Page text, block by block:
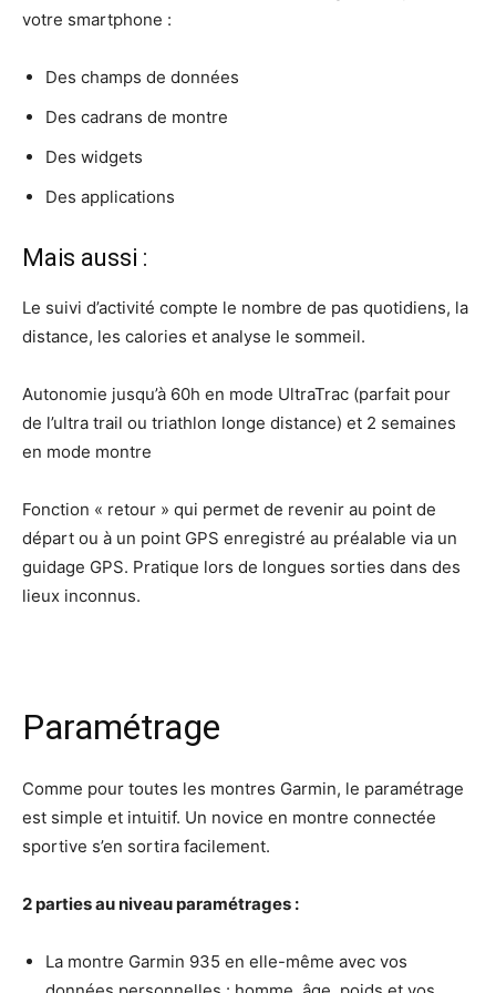
votre smartphone :
Des champs de données
Des cadrans de montre
Des widgets
Des applications
Mais aussi :
Le suivi d’activité compte le nombre de pas quotidiens, la
distance, les calories et analyse le sommeil.
Autonomie jusqu’à 60h en mode UltraTrac (parfait pour
de l’ultra trail ou triathlon longe distance) et 2 semaines
en mode montre
Fonction « retour » qui permet de revenir au point de
départ ou à un point GPS enregistré au préalable via un
guidage GPS. Pratique lors de longues sorties dans des
lieux inconnus.
Paramétrage
Comme pour toutes les montres Garmin, le paramétrage
est simple et intuitif. Un novice en montre connectée
sportive s’en sortira facilement.
2 parties au niveau paramétrages :
La montre Garmin 935 en elle-même avec vos